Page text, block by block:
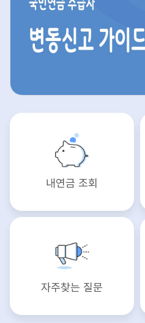
내연금 조회
자주찾는 질문